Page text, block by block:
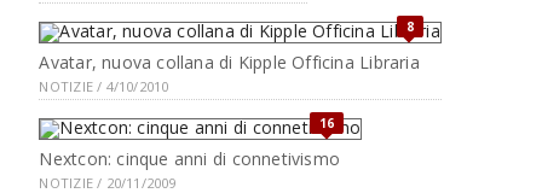
8
Avatar, nuova collana di Kipple Officina Libraria
NOTIZIE / 4/10/2010
16
Nextcon: cinque anni di connetivismo
NOTIZIE / 20/11/2009